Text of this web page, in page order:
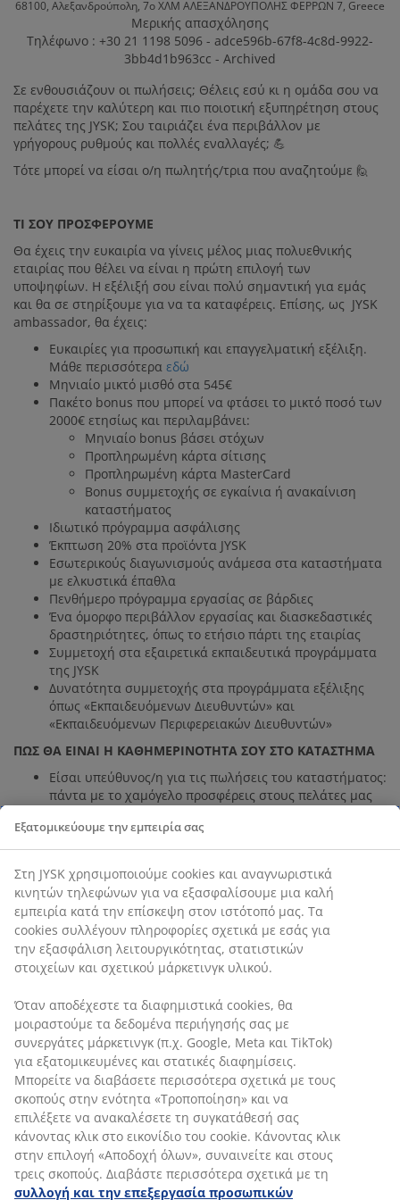
Η JYSK ΩΣ
ΕΡΓΟΔΌΤΗΣ
68100, Αλεξανδρούπολη, 7ο ΧΛΜ ΑΛΕΞΑΝΔΡΟΥΠΟΛΗΣ ΦΕΡΡΩΝ 7, Greece
Μερικής απασχόλησης
Τηλέφωνο : +30 21 1198 5096 - adce596b-67f8-4c8d-9922-
3bb4d1b963cc - Archived
Σε ενθουσιάζουν οι πωλήσεις; Θέλεις εσύ κι η ομάδα σου να
παρέχετε την καλύτερη και πιο ποιοτική εξυπηρέτηση στους
πελάτες της JYSΚ; Σου ταιριάζει ένα περιβάλλον με
γρήγορους ρυθμούς και πολλές εναλλαγές; 💪
Τότε μπορεί να είσαι ο/η πωλητής/τρια που αναζητούμε 🙋
ΤΙ ΣΟΥ ΠΡΟΣΦΕΡΟΥΜΕ
Θα έχεις την ευκαιρία να γίνεις μέλος μιας πολυεθνικής
εταιρίας που θέλει να είναι η πρώτη επιλογή των
υποψηφίων. Η εξέλιξή σου είναι πολύ σημαντική για εμάς
και θα σε στηρίξουμε για να τα καταφέρεις. Επίσης, ως JYSK
ambassador, θα έχεις:
Ευκαιρίες για προσωπική και επαγγελματική εξέλιξη.
Μάθε περισσότερα εδώ
Μηνιαίο μικτό μισθό στα 545€
Πακέτο bonus που μπορεί να φτάσει το μικτό ποσό των
2000€ ετησίως και περιλαμβάνει:
Μηνιαίο bonus βάσει στόχων
Προπληρωμένη κάρτα σίτισης
Προπληρωμένη κάρτα MasterCard
Bonus συμμετοχής σε εγκαίνια ή ανακαίνιση
καταστήματος
Ιδιωτικό πρόγραμμα ασφάλισης
Έκπτωση 20% στα προϊόντα JYSK
Εσωτερικούς διαγωνισμούς ανάμεσα στα καταστήματα
με ελκυστικά έπαθλα
Πενθήμερο πρόγραμμα εργασίας σε βάρδιες
Ένα όμορφο περιβάλλον εργασίας και διασκεδαστικές
δραστηριότητες, όπως το ετήσιο πάρτι της εταιρίας
Συμμετοχή στα εξαιρετικά εκπαιδευτικά προγράμματα
της JYSK
Δυνατότητα συμμετοχής στα προγράμματα εξέλιξης
όπως «Εκπαιδευόμενων Διευθυντών» και
«Εκπαιδευόμενων Περιφερειακών Διευθυντών»
ΠΩΣ ΘΑ ΕΙΝΑΙ Η ΚΑΘΗΜΕΡΙΝΟΤΗΤΑ ΣΟΥ ΣΤΟ ΚΑΤΑΣΤΗΜΑ
Είσαι υπεύθυνος/η για τις πωλήσεις του καταστήματος:
πάντα με το χαμόγελο προσφέρεις στους πελάτες μας
Βεβαιώνεσαι ότι το κατάστημα έχει εξαιρετική
εμπορική εικόνα, είναι γεμάτο, τακτοποιημένο και
καθαρό
Βοηθάς στην παραλαβή και τακτοποίηση των
προϊόντων, τόσο στην αποθήκη όσο και στο κατάστημα
και η χειρωνακτική εργασία δεν σε τρομάζει
Θα έχεις τη δυνατότητα να αναλάβεις μια δική σου
περιοχή στο κατάστημα
για την εργασία στα καταστήματά μαςεδώ
ΤΙ ΘΑ ΠΡΕΠΕΙ ΝΑ ΔΙΑΘΕΤΕΙΣ
Είσαι εξωστρεφής και ενθουσιώδης και σου αρέσει να
προσφέρεις την καλύτερη αγοραστική εμπειρία στους
πελάτες μας
Κυνηγάς τους στόχους σου και δεν χάνεις ευκαιρία για
πώληση
Σου αρέσει να παίρνεις πρωτοβουλίες, ακούς τις
ανάγκες του πελάτη και προτείνεις λύσεις
Είσαι ομαδικός/ή και καλός/ή συνάδελφος – σου αρέσει
Εξατομικεύουμε την εμπειρία σας
Στη JYSK χρησιμοποιούμε cookies και αναγνωριστικά
κινητών τηλεφώνων για να εξασφαλίσουμε μια καλή
εμπειρία κατά την επίσκεψη στον ιστότοπό μας. Τα
cookies συλλέγουν πληροφορίες σχετικά με εσάς για
την εξασφάλιση λειτουργικότητας, στατιστικών
στοιχείων και σχετικού μάρκετινγκ υλικού.
Όταν αποδέχεστε τα διαφημιστικά cookies, θα
μοιραστούμε τα δεδομένα περιήγησής σας με
συνεργάτες μάρκετινγκ (π.χ. Google, Meta και TikTok)
για εξατομικευμένες και στατικές διαφημίσεις.
Μπορείτε να διαβάσετε περισσότερα σχετικά με τους
σκοπούς στην ενότητα «Τροποποίηση» και να
επιλέξετε να ανακαλέσετε τη συγκατάθεσή σας
κάνοντας κλικ στο εικονίδιο του cookie. Κάνοντας κλικ
στην επιλογή «Αποδοχή όλων», συναινείτε και στους
τρεις σκοπούς. Διαβάστε περισσότερα σχετικά με τη
συλλογή και την επεξεργασία προσωπικών